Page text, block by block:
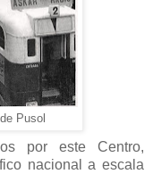
Pusol
por este Centro,
nacional a escala